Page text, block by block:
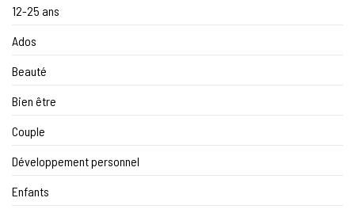
12-25 ans
Ados
Beauté
Bien être
Couple
Développement personnel
Enfants